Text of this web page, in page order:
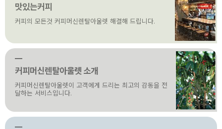
맛있는커피
커피의 모든것 커피머신렌탈아울렛 해결해 드립니다.
커피머신렌탈아울렛 소개
커피머신렌탈아울렛이 고객에게 드리는 최고의 감동을 전
달하는 서비스입니다.